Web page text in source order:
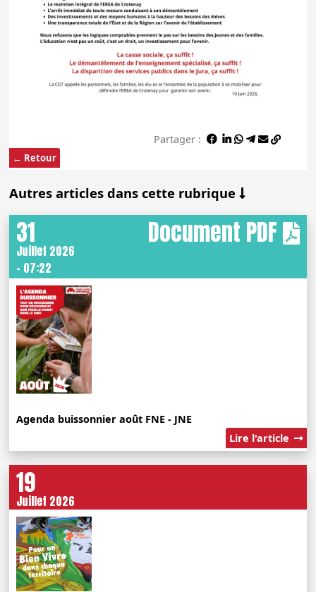
← Retour
Partager :
Autres articles dans cette rubrique
Document PDF
31
Juillet 2026
- 07:22
Agenda buissonnier août FNE - JNE
Lire l'article
19
Juillet 2026